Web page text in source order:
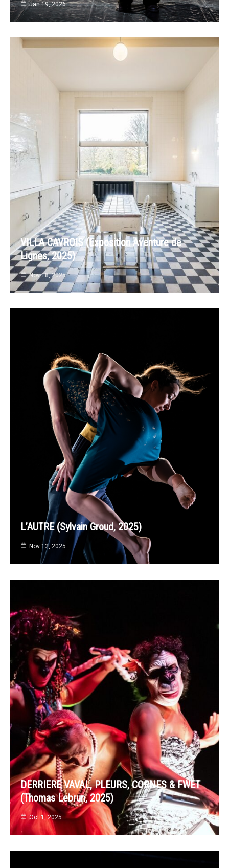
Jan 19, 2026
VILLA CAVROIS (Exposition Aventure de
Lignes, 2025)
Nov 18, 2025
L’AUTRE (Sylvain Groud, 2025)
Nov 12, 2025
DERRIERE VAVAL, PLEURS, CORNES & FWET
(Thomas Lebrun, 2025)
Oct 1, 2025